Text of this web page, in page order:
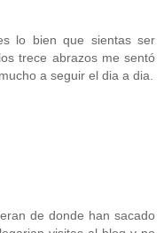
lo bien que sientas ser
trece abrazos me sentó
a seguir el dia a dia.
de donde han sacado